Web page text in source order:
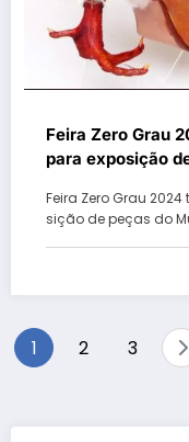
Feira Zero Grau
para exposição
Feira Zero Grau
sição de peças do
Paginação
1 2 3